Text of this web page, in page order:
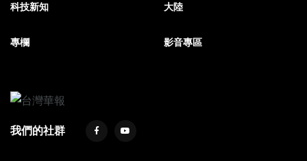
科技新知 大陸
專欄 影音專區
我們的社群